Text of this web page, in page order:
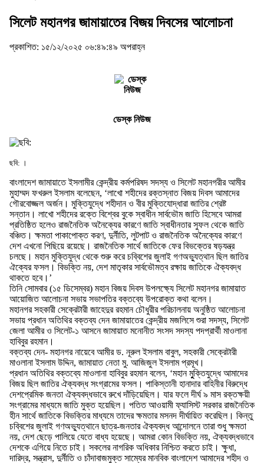
সিলেট মহানগর জামায়াতের বিজয় দিবসের আলোচনা
প্রকাশিত: ১৫/১২/২০২৫ ০৬:৪৯:৪৯ অপরাহ্ন
ডেস্ক নিউজ
ছবি: ।
বাংলাদেশ জামায়াতে ইসলামীর কেন্দ্রীয় কর্মপরিষদ সদস্য ও সিলেট মহানগরীর আমীর
মুহাম্মদ ফখরুল ইসলাম বলেছেন, ‘লাখো শহীদের রক্তস্নাত বিজয় দিবস আমাদের
গৌরবোজ্জল অর্জন। মুক্তিযুদ্ধে শহীদান ও বীর মুক্তিযোদ্ধারা জাতির শ্রেষ্ট
সন্তান। লাখো শহীদের রক্তে বিশ্বের বুকে স্বাধীন সার্বভৌম জাতি হিসেবে আমরা
প্রতিষ্ঠিত হলেও রাজনৈতিক অনৈক্যের কারণে জাতি স্বাধীনতার সুফল থেকে জাতি
বঞ্চিত। ক্ষমতা পাকাপোক্ত করণ, দুর্নীতি, লুটপাট ও রাজনৈতিক অনৈক্যের কারণে
দেশ এখনো পিছিয়ে রয়েছে। রাজনৈতিক সার্থে জাতিকে ফের বিভক্তের ষড়যন্ত্র
চলছে। মহান মুক্তিযুদ্ধ থেকে শুরু করে চব্বিশের জুলাই গণঅভ্যুত্থান ছিল জাতির
ঐক্যের ফসল। বিভক্তি নয়, দেশ মাতৃকার সার্বভৌমত্ব রক্ষায় জাতিকে ঐক্যবদ্ধ
থাকতে হবে।’
তিনি সোমবার (১৫ ডিসেম্বর) মহান বিজয় দিবস উপলক্ষ্যে সিলেট মহানগর জামায়াত
আয়োজিত আলোচনা সভায় সভাপতির বক্তব্যে উপরোক্ত কথা বলেন।
মহানগর সহকারী সেক্রেটারী জাহেদুর রহমান চৌধুরীর পরিচালনায় অনুষ্ঠিত আলোচনা
সভায় প্রধান অতিথির বক্তব্য দেন জামায়াতের কেন্দ্রীয় মজলিসে শুরা সদস্য, সিলেট
জেলা আমীর ও সিলেট-১ আসনে জামায়াত মনোনীত সংসদ সদস্য পদপ্রার্থী মাওলানা
হাবিবুর রহমান।
বক্তব্য দেন- মহানগর নায়েবে আমীর ড. নূরুল ইসলাম বাবুল, সহকারী সেক্রেটারী
মাওলানা ইসলাম উদ্দিন, জামায়াত নেতা মু. আজিজুল ইসলাম প্রমূখ।
প্রধান অতিথির বক্তব্যে মাওলানা হাবিবুর রহমান বলেন, ‘মহান মুুক্তিযুদ্ধে আমাদের
বিজয় ছিল জাতির ঐক্যবদ্ধ সংগ্রামের ফসল। পাকিস্তানী হানাদার বাহিনীর বিরুদ্ধে
দেশপ্রেমিক জনতা ঐক্যবদ্ধভাবে রুখে দাঁড়িয়েছিল। যার ফলে দীর্ঘ ৯ মাস রক্তক্ষয়ী
সংগ্রামের মাধ্যমে জাতি মুক্ত হয়েছিল। পতিত আওয়ামী ফ্যাসিস্ট সরকার রাজনৈতিক
হীন সার্থে জাতিকে বিভক্তির মাধ্যমে তাদের ক্ষমতার মসনদ দীর্ঘায়িত করেছিল। কিন্তু
চব্বিশের জুলাই গণঅভ্যুত্থানে ছাত্র-জনতার ঐক্যবদ্ধ আন্দোলনে তারা শুধু ক্ষমতা
নয়, দেশ ছেড়ে পালিয়ে যেতে বাধ্য হয়েছে। আমরা কোন বিভক্তি নয়, ঐক্যবদ্ধভাবে
দেশকে এগিয়ে নিতে চাই। সকলের নাগরিক অধিকার নিশ্চিত করতে চাই। ক্ষুধা,
দারিদ্র, সন্ত্রাস, দুর্নীতি ও চাঁদাবাজমুক্ত সাম্যের মানবিক বাংলাদেশ আমাদের শহীদ ও